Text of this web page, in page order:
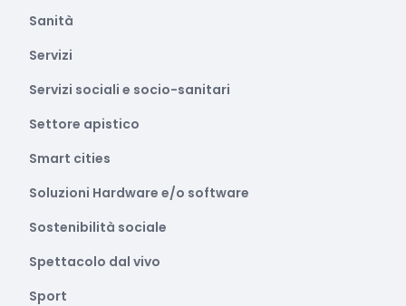
Sanità
Servizi
Servizi sociali e socio-sanitari
Settore apistico
Smart cities
Soluzioni Hardware e/o software
Sostenibilità sociale
Spettacolo dal vivo
Sport